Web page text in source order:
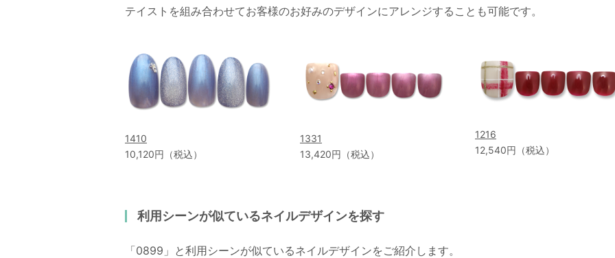
テイストを組み合わせてお客様のお好みのデザインにアレンジすることも可能です。
1410
10,120円（税込）
1331
13,420円（税込）
1216
12,540円（税込）
利用シーンが似ているネイルデザインを探す
「0899」と利用シーンが似ているネイルデザインをご紹介します。